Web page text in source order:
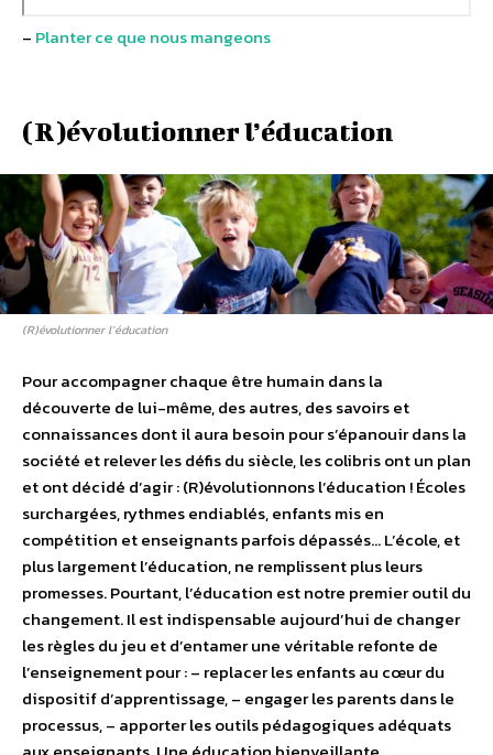
– Planter ce que nous mangeons
(R)évolutionner l’éducation
(R)évolutionner l’éducation
Pour accompagner chaque être humain dans la
découverte de lui-même, des autres, des savoirs et
connaissances dont il aura besoin pour s’épanouir dans la
société et relever les défis du siècle, les colibris ont un plan
et ont décidé d’agir : (R)évolutionnons l’éducation ! Écoles
surchargées, rythmes endiablés, enfants mis en
compétition et enseignants parfois dépassés… L’école, et
plus largement l’éducation, ne remplissent plus leurs
promesses. Pourtant, l’éducation est notre premier outil du
changement. Il est indispensable aujourd’hui de changer
les règles du jeu et d’entamer une véritable refonte de
l’enseignement pour : – replacer les enfants au cœur du
dispositif d’apprentissage, – engager les parents dans le
processus, – apporter les outils pédagogiques adéquats